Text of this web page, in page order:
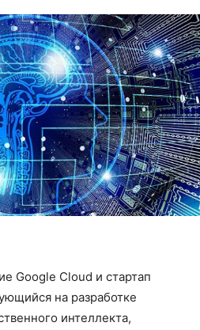
Google Cloud и стартап
на разработке
интеллекта,